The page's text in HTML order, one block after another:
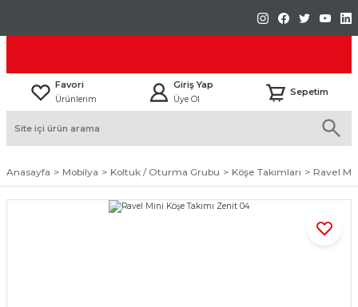
Favori
Ürünlerim
Giriş Yap
Üye Ol
Sepetim
Anasayfa Mobilya Koltuk / Oturma Grubu Köşe Takımları Ravel